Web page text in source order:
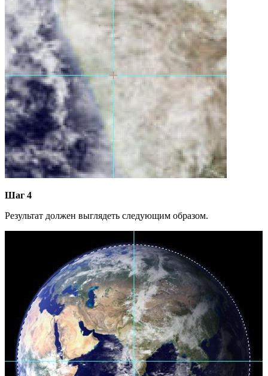
Шаг 4
Результат должен выглядеть следующим образом.